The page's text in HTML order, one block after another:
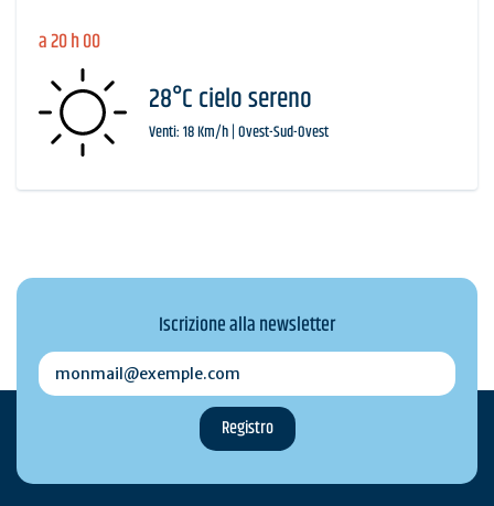
a 20 h 00
28°C cielo sereno
Venti: 18 Km/h | Ovest-Sud-Ovest
Iscrizione alla newsletter
monmail@exemple.com